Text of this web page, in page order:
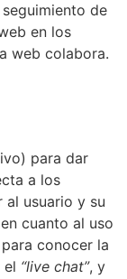
de
en los
web colabora.
para dar
a los
usuario y su
cuanto al uso
conocer la
el “live chat”, y